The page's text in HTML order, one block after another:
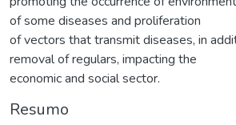
of some diseases and proliferation
of vectors that transmit diseases, in
removal of regulars, impacting the
economic and social sector.
Resumo